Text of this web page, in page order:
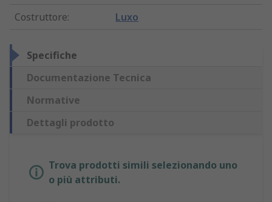
Costruttore: Luxo
Specifiche
Documentazione Tecnica
Normative
Dettagli prodotto
Trova prodotti simili selezionando uno
o più attributi.